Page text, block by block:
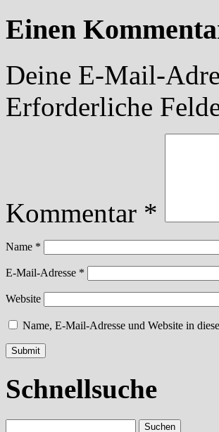
Einen
Deine E-Mail-
Erforderliche
Kommentar *
Name *
E-Mail-Adresse *
Website
Name, E-Mail-Adresse und Website in
Schnellsuche